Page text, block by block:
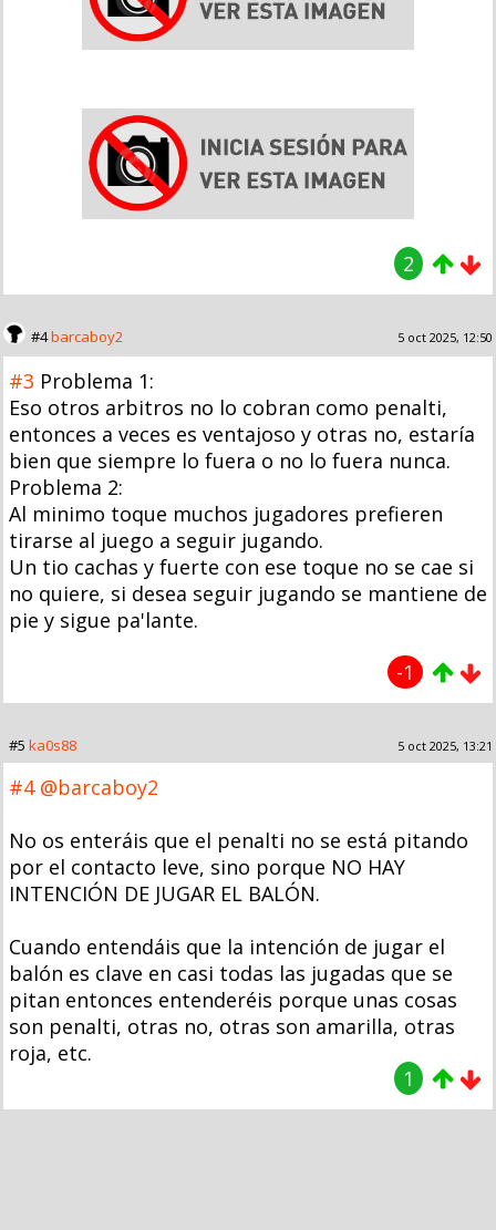
2
#4barcaboy2 5 oct 2025, 12:50
#3 Problema 1:
Eso otros arbitros no lo cobran como penalti,
entonces a veces es ventajoso y otras no, estaría
bien que siempre lo fuera o no lo fuera nunca.
Problema 2:
Al minimo toque muchos jugadores prefieren
tirarse al juego a seguir jugando.
Un tio cachas y fuerte con ese toque no se cae si
no quiere, si desea seguir jugando se mantiene de
pie y sigue pa'lante.
-1
#5 ka0s88 5 oct 2025, 13:21
#4 @barcaboy2
No os enteráis que el penalti no se está pitando
por el contacto leve, sino porque NO HAY
INTENCIÓN DE JUGAR EL BALÓN.
Cuando entendáis que la intención de jugar el
balón es clave en casi todas las jugadas que se
pitan entonces entenderéis porque unas cosas
son penalti, otras no, otras son amarilla, otras
roja, etc.
1